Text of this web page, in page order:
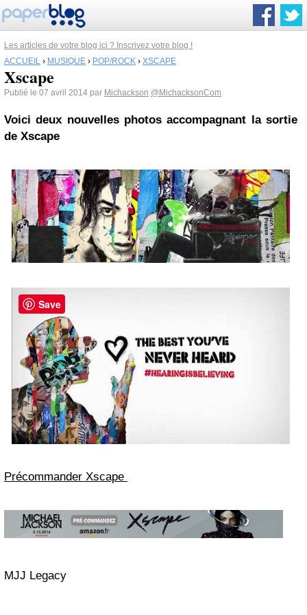
Les articles de votre blog ici ? Inscrivez votre blog !
ACCUEIL › MUSIQUE › POP/ROCK › XSCAPE
Xscape
Publié le 07 avril 2014 par Michackson @MichacksonCom
Voici deux nouvelles photos accompagnant la sortie
de Xscape
Précommander Xscape
MJJ Legacy
Save